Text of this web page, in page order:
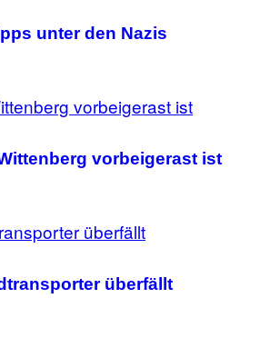
unter den Nazis
vorbeigerast ist
überfällt